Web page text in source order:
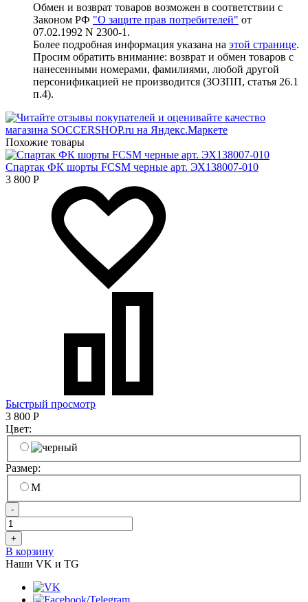
Обмен и возврат товаров возможен в соответствии с
Законом РФ "О защите прав потребителей" от
07.02.1992 N 2300-1.
Более подробная информация указана на этой странице.
Просим обратить внимание: возврат и обмен товаров с
нанесенными номерами, фамилиями, любой другой
персонификацией не производится (ЗОЗПП, статья 26.1
п.4).
Похожие товары
Спартак ФК шорты FCSM черные арт. ЭХ138007-010
3 800 Р
Быстрый просмотр
3 800 Р
Цвет:
Размер:
M
-
+
В корзину
Наши VK и TG